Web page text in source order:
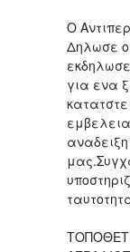
Ο
Δηλωσε
για ενα